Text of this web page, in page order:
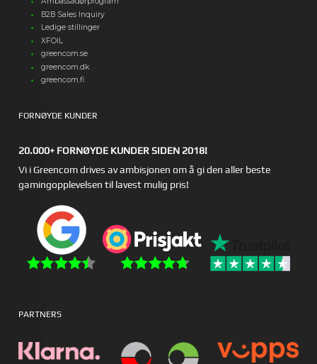
B2B Sales Inquiry
Ledige stillinger
XFOIL
greencom.se
greencom.dk
greencom.fi
FORNØYDE KUNDER
20.000+ FORNØYDE KUNDER SIDEN 2018!
Vi i Greencom drives av ambisjonen om å gi den aller beste
gamingopplevelsen til lavest mulig pris!
PARTNERS